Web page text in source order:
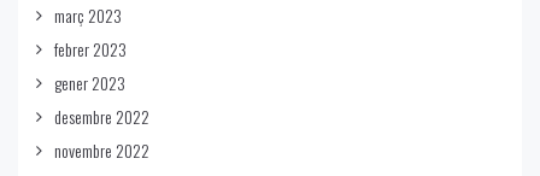
març 2023
febrer 2023
gener 2023
desembre 2022
novembre 2022